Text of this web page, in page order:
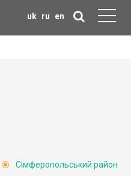
uk ru en
Сімферопольський район